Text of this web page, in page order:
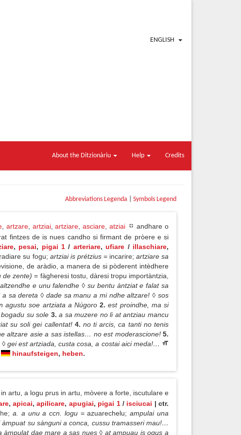
ENGLISH
About the Ditzionàriu Help Credits
Abbreviations Legenda Symbols Legend
,artzare artziai,artziare ,asciare atziai
andhare o
fintzes de is nues candho si firmant de pròere e si
, pesai, pigai 1 / arteriare,ufiare / illaschiare,
su fogu; artziai is prétzius = incarire; artziare sa
de aràdio, a manera de si pòderent intèdhere
de zente)= fàgheresi tostu, dàresi tropu importàntzia,
e unu falendhe ◊ su bentu àntziat e falat sa
sa dereta ◊ dade sa manu a mi ndhe altzare! ◊ sos
agustu soe artziata a Núgoro2.est proindhe, ma si
su sole 3.a sa muzere no li at antziau mancu
su soli gei callentat! 4. no ti arcis, ca tanti no tenis
altzare asie a sas istellas… no est moderascione! 5.
gei est artziada, custa cosa, a costai aici meda!…
hinaufsteigen, heben.
artu, a logu prus in artu, mòvere a forte, iscutulare e
, apicai,apilicare, apugiai, pigai 1 / isciucai | ctr.
a. a unu a ccn. logu = azuarechelu; ampulai una
àmpuat su sànguni a conca, cussu tramasseri mau!…
dae mare a sas nues ◊ at ampuau is ogus a